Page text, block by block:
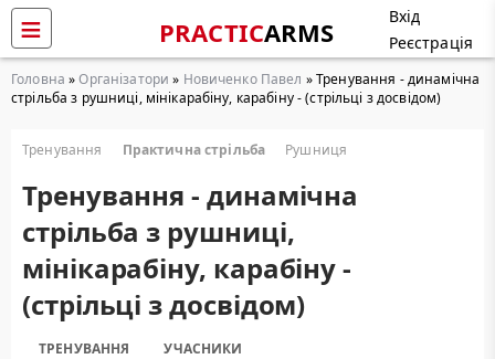
PRACTICARMS
Вхід
Реєстрація
Головна »Організатори » Новиченко Павел » Тренування - динамічна
стрільба з рушниці, мінікарабіну, карабіну - (стрільці з досвідом)
Тренування Практична стрільба Рушниця
Тренування - динамічна
стрільба з рушниці,
мінікарабіну, карабіну -
(стрільці з досвідом)
ТРЕНУВАННЯ УЧАСНИКИ